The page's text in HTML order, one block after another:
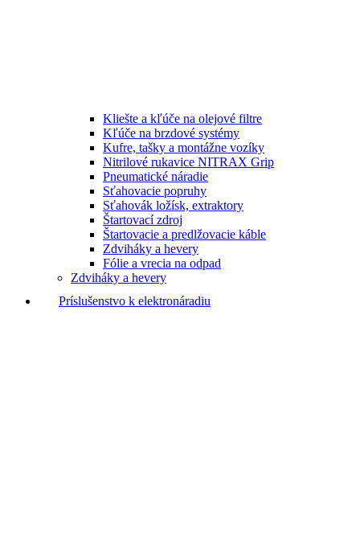
Kliešte a kľúče na olejové filtre
Kľúče na brzdové systémy
Kufre, tašky a montážne vozíky
Nitrilové rukavice NITRAX Grip
Pneumatické náradie
Sťahovacie popruhy
Sťahovák ložísk, extraktory
Štartovací zdroj
Štartovacie a predlžovacie káble
Zdviháky a hevery
Fólie a vrecia na odpad
Zdviháky a hevery
Príslušenstvo k elektronáradiu